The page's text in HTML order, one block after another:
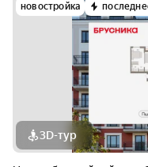
новостройка
3D-тур